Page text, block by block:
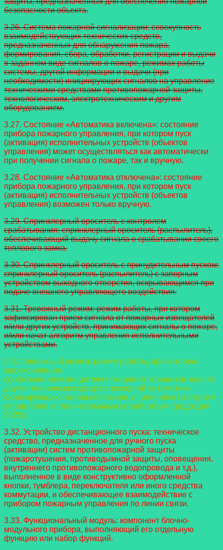
безопасности объекта.
3.26. Система пожарной сигнализации: совокупность
взаимодействующих технических средств,
предназначенных для обнаружения пожара,
формирования, сбора, обработки, регистрации и выдачи
в заданном виде сигналов о пожаре, режимах работы
системы, другой информации и выдачи (при
необходимости) инициирующих сигналов на управление
техническими средствами противопожарной защиты,
технологическим, электротехническим и другим
оборудованием.
3.27. Состояние «Автоматика включена»: состояние
прибора пожарного управления, при котором пуск
(активация) исполнительных устройств (объектов
управления) может осуществляться как автоматически
при получении сигнала о пожаре, так и вручную.
3.28. Состояние «Автоматика отключена»: состояние
прибора пожарного управления, при котором пуск
(активация) исполнительных устройств (объектов
управления) возможен только вручную.
3.29. Спринклерный ороситель с контролем
срабатывания: спринклерный ороситель (распылитель),
обеспечивающий выдачу сигнала о срабатывании своего
теплового замка.
3.30. Спринклерный ороситель с принудительным пуском:
спринклерный ороситель (распылитель) с запорным
устройством выходного отверстия, вскрывающимся при
подаче внешнего управляющего воздействия.
3.31. Тревожный режим: режим работы, при котором
зафиксирован прием сигнала от пожарных извещателей
и/или других устройств, принимающих сигналы о пожаре,
и/или начат алгоритм управления исполнительными
устройствами.
3.31 тревожный режим: режим работы, при котором
зафиксировано
срабатывание извещателя пожарного, прием сигнала от
других технических средств пожарной автоматики,
формирующих сигналы о пожаре, и (или) начат алгоритм
управления исполнительными устройствами (редакция
2025г.).
3.32. Устройство дистанционного пуска: техническое
средство, предназначенное для ручного пуска
(активации) систем противопожарной защиты
(пожаротушения, противодымной защиты, оповещения,
внутреннего противопожарного водопровода и т.д.),
выполненное в виде конструктивно оформленной
кнопки, тумблера, переключателя или иного средства
коммутации, и обеспечивающее взаимодействие с
прибором пожарным управления по линии связи.
3.33. Функциональный модуль: компонент блочно-
модульного прибора, выполняющий его отдельную
функцию или набор функций.